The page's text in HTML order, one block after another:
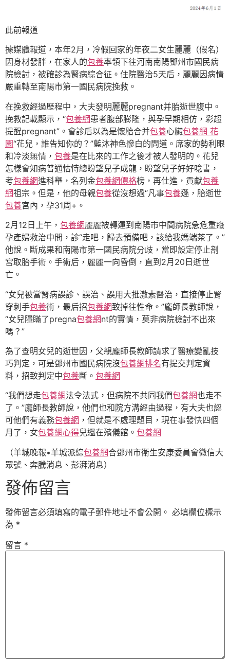
此前報道
據媒體報道，本年2月，冷假回家的年夜二女生麗麗（假名）
因身材發胖，在家人的包養率領下往河南南陽鄧州市國民病
院檢討，被確診為腎病綜合征。住院醫治5天后，麗麗因病情
嚴重轉至南陽市第一國民病院挽救。
在挽救經過歷程中，大夫發明麗麗pregnant并胎逝世腹中。
挽救記載顯示，“包養網患者腹部膨隆，與孕早期相仿，彩超
提醒pregnant”。會診后以為是懷胎合并包養心臟包養網 花
園“花兒，誰告知你的？”藍沐神色慘白的問道。席家的勢利眼
和冷淡無情， 包養是在比來的工作之後才被人發明的。花兒
怎樣會知病普通怙恃總盼望兒子成龍，盼望兒子好好唸書，
考包養網進科舉，名列金包養網價格榜，再仕進，貢獻包養
網祖宗。但是，他的母親包養從沒想過“凡事包養遜，胎逝世
包養宮內，孕31周+。
2月12日上午， 包養網麗麗被轉運到南陽市中間病院急危重癥
孕產婦救治中間，診“走吧，歸去預備吧，該給我媽端茶了。”
他說。斷成果和南陽市第一國民病院分歧，當即設定停止剖
宮取胎手術。手術后，麗麗一向昏倒，直到2月20日逝世
亡。
“女兒被當腎病誤診、誤治、誤用大批激素醫治，直接停止腎
穿刺手包養術，最后招包養網致掉往性命。”龐師長教師說，
“女兒隱瞞了pregna包養網nt的實情，莫非病院檢討不出來
嗎？”
為了查明女兒的逝世因，父親龐師長教師請求了醫療變亂技
巧判定，可是鄧州市國民病院沒包養網排名有提交判定資
料，招致判定中包養斷。 包養網
“我們想走包養網法令法式，但病院不共同我們包養網也走不
了。”龐師長教師說，他們也和院方溝經由過程，有大夫也認
可他們有義務包養網 ，但就是不處理題目，現在事發快四個
月了，女包養網心得兒還在殯儀館。 包養網
（羊城晚報•羊城派綜包養網合鄧州市衛生安康委員會微信大
眾號、奔騰消息、彭湃消息）
發佈留言
發佈留言必須填寫的電子郵件地址不會公開。 必填欄位標示
為 *
留言 *